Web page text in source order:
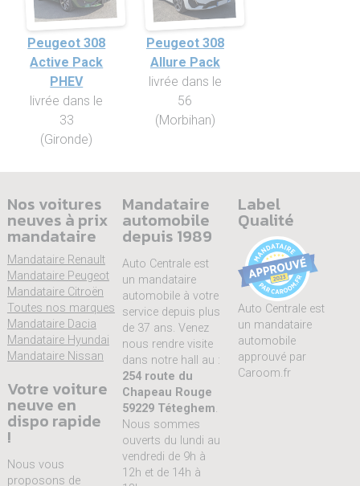
Peugeot 308
Active Pack
PHEV
livrée dans le
33
(Gironde)
Peugeot 308
Allure Pack
livrée dans le
56
(Morbihan)
Nos voitures
neuves à prix
mandataire
Mandataire Renault
Mandataire Peugeot
Mandataire Citroën
Toutes nos marques
Mandataire Dacia
Mandataire Hyundai
Mandataire Nissan
Votre voiture
neuve en
dispo rapide
!
Nous vous
proposons de
Mandataire
automobile
depuis 1989
Auto Centrale est
un mandataire
automobile à votre
service depuis plus
de 37 ans. Venez
nous rendre visite
dans notre hall au :
254 route du
Chapeau Rouge
59229 Téteghem.
Nous sommes
ouverts du lundi au
vendredi de 9h à
12h et de 14h à
Label
Qualité
Auto Centrale est
un mandataire
automobile
approuvé par
Caroom.fr